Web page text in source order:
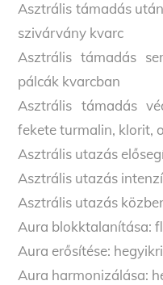
Asztrális támadás
szivárvány kvarc
Asztrális támadás
pálcák kvarcban
Asztrális támadás
fekete turmalin, klorit,
Asztrális utazás
Asztrális utazás
Asztrális utazás
Aura blokktalanítása:
Aura erősítése:
Aura harmonizálása: